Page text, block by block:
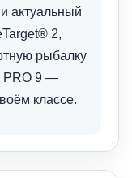
актуальный
2,
рыбалку
PRO 9 —
классе.